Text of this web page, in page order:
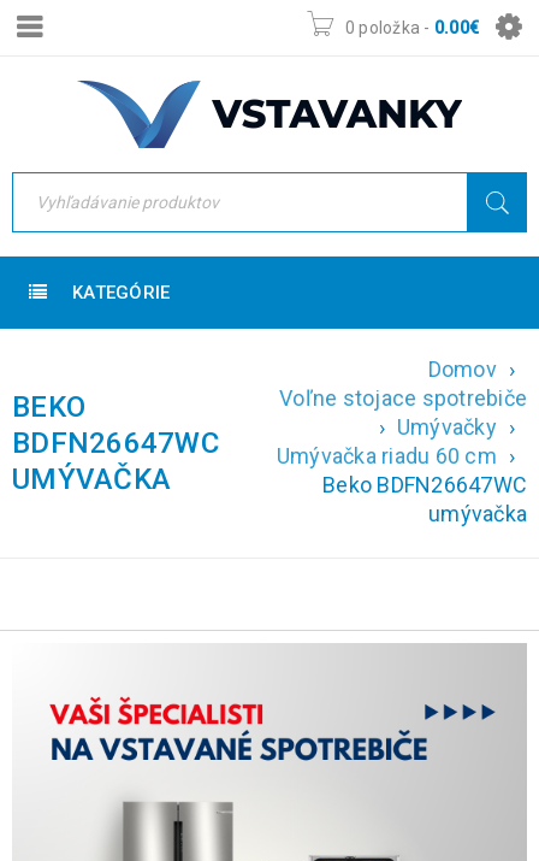
0 položka - 0.00€
KATEGÓRIE
BEKO
BDFN26647WC
UMÝVAČKA
Domov ›
Voľne stojace spotrebiče
› Umývačky ›
Umývačka riadu 60 cm ›
Beko BDFN26647WC
umývačka